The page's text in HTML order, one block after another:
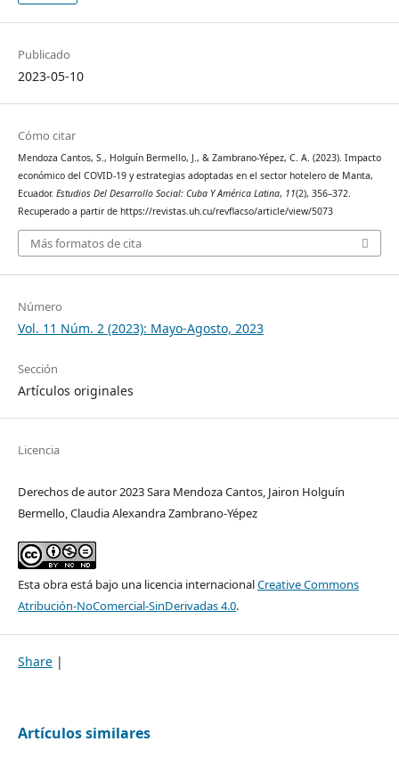
Publicado
2023-05-10
Cómo citar
Mendoza Cantos, S., Holguín Bermello, J., & Zambrano-Yépez, C. A. (2023). Impacto
económico del COVID-19 y estrategias adoptadas en el sector hotelero de Manta,
Ecuador. Estudios Del Desarrollo Social: Cuba Y América Latina, 11(2), 356–372.
Recuperado a partir de https://revistas.uh.cu/revflacso/article/view/5073
Más formatos de cita
Número
Vol. 11 Núm. 2 (2023): Mayo-Agosto, 2023
Sección
Artículos originales
Licencia
Derechos de autor 2023 Sara Mendoza Cantos, Jairon Holguín
Bermello, Claudia Alexandra Zambrano-Yépez
Esta obra está bajo una licencia internacionalCreative Commons
Atribución-NoComercial-SinDerivadas 4.0.
Share |
Artículos similares